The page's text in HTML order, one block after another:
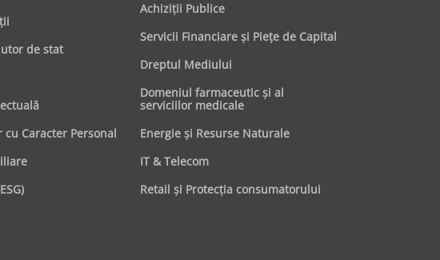
de stat
cu Caracter Personal
Achiziţii Publice
Servicii Financiare şi Pieţe de Capital
Dreptul Mediului
Domeniul farmaceutic și al
serviciilor medicale
Energie şi Resurse Naturale
IT & Telecom
Retail şi Protecţia consumatorului